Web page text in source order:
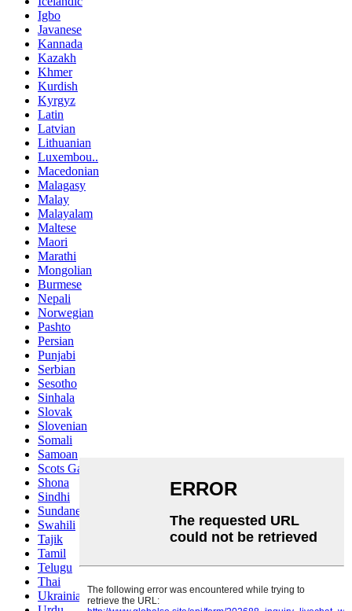
Igbo
Javanese
Kannada
Kazakh
Khmer
Kurdish
Kyrgyz
Latin
Latvian
Lithuanian
Luxembou..
Macedonian
Malagasy
Malay
Malayalam
Maltese
Maori
Marathi
Mongolian
Burmese
Nepali
Norwegian
Pashto
Persian
Punjabi
Serbian
Sesotho
Sinhala
Slovak
Slovenian
Somali
Samoan
Scots Gaelic
Shona
Sindhi
Sundanese
Swahili
Tajik
Tamil
Telugu
Thai
Ukrainian